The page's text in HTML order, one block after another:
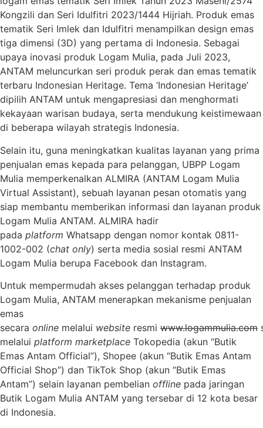
Kongzili dan Seri Idulfitri 2023/1444 Hijriah. Produk emas
tematik Seri Imlek dan Idulfitri menampilkan design emas
tiga dimensi (3D) yang pertama di Indonesia. Sebagai
upaya inovasi produk Logam Mulia, pada Juli 2023,
ANTAM meluncurkan seri produk perak dan emas tematik
terbaru Indonesian Heritage. Tema ‘Indonesian Heritage’
dipilih ANTAM untuk mengapresiasi dan menghormati
kekayaan warisan budaya, serta mendukung keistimewaan
di beberapa wilayah strategis Indonesia.
Selain itu, guna meningkatkan kualitas layanan yang prima
penjualan emas kepada para pelanggan, UBPP Logam
Mulia memperkenalkan ALMIRA (ANTAM Logam Mulia
Virtual Assistant), sebuah layanan pesan otomatis yang
siap membantu memberikan informasi dan layanan produk
Logam Mulia ANTAM. ALMIRA hadir
pada platform Whatsapp dengan nomor kontak 0811-
1002-002 (chat only) serta media sosial resmi ANTAM
Logam Mulia berupa Facebook dan Instagram.
Untuk mempermudah akses pelanggan terhadap produk
Logam Mulia, ANTAM menerapkan mekanisme penjualan
emas
secara online melalui website resmi www.logammulia.com
melalui platform marketplace Tokopedia (akun “Butik
Emas Antam Official”), Shopee (akun “Butik Emas Antam
Official Shop”) dan TikTok Shop (akun “Butik Emas
Antam”) selain layanan pembelian offline pada jaringan
Butik Logam Mulia ANTAM yang tersebar di 12 kota besar
di Indonesia.